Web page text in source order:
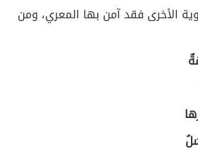
الأخرى فقد آمن بها المعري، ومن